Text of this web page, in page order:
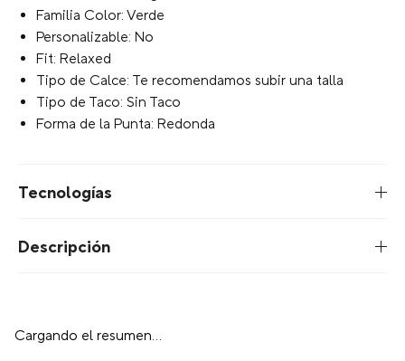
Familia Color: Verde
Personalizable: No
Fit: Relaxed
Tipo de Calce: Te recomendamos subir una talla
Tipo de Taco: Sin Taco
Forma de la Punta: Redonda
Tecnologías
Descripción
Cargando el resumen…